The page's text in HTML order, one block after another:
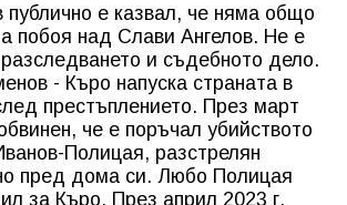
публично е казвал, че няма общо
побоя над Слави Ангелов. Не е
и съдебното дело.
- Къро напуска страната в
престъплението. През март
че е поръчал убийството
Полицая, разстрелян
пред дома си. Любо Полицая
за Къро. През април 2023 г.